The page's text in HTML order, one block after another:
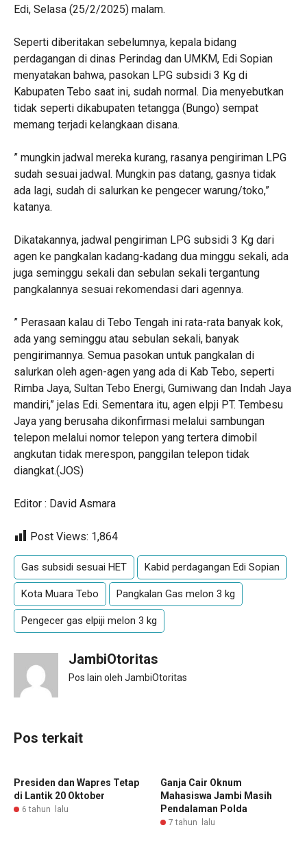
Edi, Selasa (25/2/2025) malam.
Seperti diberitakan sebelumnya, kepala bidang
perdagangan di dinas Perindag dan UMKM, Edi Sopian
menyatakan bahwa, pasokan LPG subsidi 3 Kg di
Kabupaten Tebo saat ini, sudah normal. Dia menyebutkan
tidak seperti dikabupaten tetangga (Bungo) sempat
memang terjadi kelangkaan disana.
” mungkin jadwal mereka kurang, rasanya pengiriman LPG
sudah sesuai jadwal. Mungkin pas datang, gasnya tidak
ada lagi, sudah di salurkan ke pengecer warung/toko,”
katanya.
Dikatakannya, jadwal pengiriman LPG subsidi 3 Kg dari
agen ke pangkalan kadang-kadang dua minggu sekali, ada
juga seminggu sekali dan sebulan sekali tergantung
pangkalannya sesuai rekomendasi dari agennya.
” Perasaan kalau di Tebo Tengah ini rata-rata banyak kok,
ada yang seminggu atau sebulan sekali, banyak
pengirimannya. Semua pasokan untuk pangkalan di
salurkan oleh agen-agen yang ada di Kab Tebo, seperti
Rimba Jaya, Sultan Tebo Energi, Gumiwang dan Indah Jaya
mandiri,” jelas Edi. Sementara itu, agen elpji PT. Tembesu
Jaya yang berusaha dikonfirmasi melalui sambungan
telepon melalui nomor telepon yang tertera dimobil
angkutan tidak merespon, panggilan telepon tidak
diangkat.(JOS)
Editor : David Asmara
Post Views: 1,864
Gas subsidi sesuai HET Kabid perdagangan Edi Sopian
Kota Muara Tebo Pangkalan Gas melon 3 kg
Pengecer gas elpiji melon 3 kg
JambiOtoritas
Pos lain oleh JambiOtoritas
Pos terkait
Presiden dan Wapres Tetap
di Lantik 20 Oktober
6 tahun lalu
Ganja Cair Oknum
Mahasiswa Jambi Masih
Pendalaman Polda
7 tahun lalu